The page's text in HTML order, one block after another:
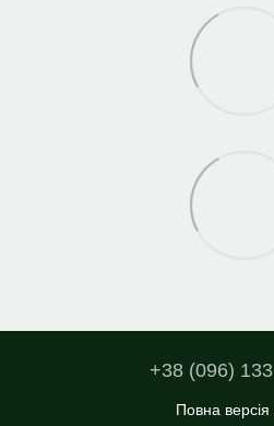
+38 (096)
Повна версія